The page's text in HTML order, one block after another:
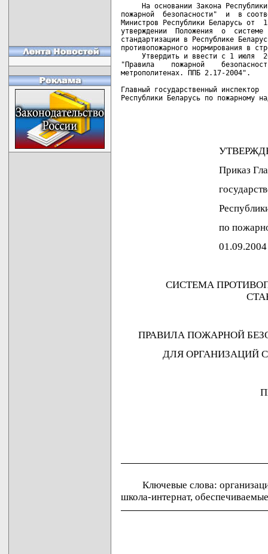
На основании Закона
пожарной  безопасности"  и  в
Министров Республики Беларусь
утверждении  Положения  о  системе
стандартизации в Республике
противопожарного нормирования в
Утвердить и ввести с 1 июля
"Правила    пожарной
метрополитенах. ППБ 2.17-2004".
Главный государственный инспектор
Республики Беларусь по
Приказ
государственного
Республики
по пожарному
01.09.2004 N
СИСТЕМА
ПРАВИЛА ПОЖАРНОЙ
ДЛЯ ОРГАНИЗАЦИЙ
Ключевые слова:
школа-интернат,